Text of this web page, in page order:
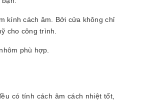
kính cách âm. Bởi cửa không chỉ
cho công trình.
phù hợp.
có tính cách âm cách nhiệt tốt,